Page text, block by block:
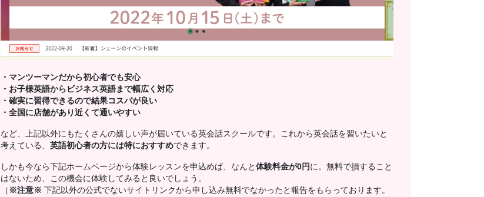
・マンツーマンだから初心者でも安心
・お子様英語からビジネス英語まで幅広く対応
・確実に習得できるので結果コスパが良い
・全国に店舗があり近くて通いやすい
など、上記以外にもたくさんの嬉しい声が届いている英会話スクールです。これから英会話を習いたいと
考えている、 英語初心者の方には特におすすめできます。
しかも今なら下記ホームページから体験レッスンを申込めば、なんと 体験料金が0円 に。無料で損すること
はないため、この機会に体験してみると良いでしょう。
（ ※注意※ 下記以外の公式でないサイトリンクから申し込み無料でなかったと報告をもらっております。